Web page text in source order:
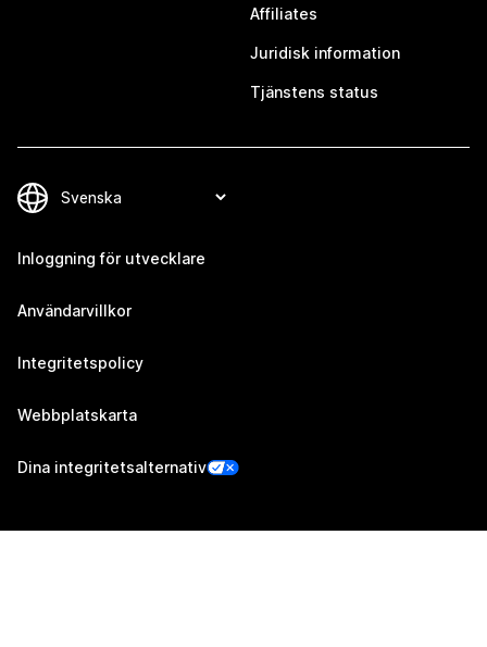
Affiliates
Juridisk information
Tjänstens status
Inloggning för utvecklare
Användarvillkor
Integritetspolicy
Webbplatskarta
Dina integritetsalternativ